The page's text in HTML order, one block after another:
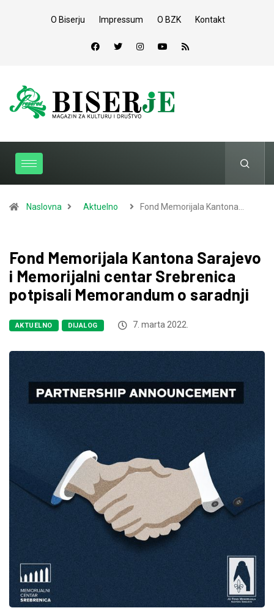
O Biserju Impressum O BZK Kontakt
Naslovna Aktuelno Fond Memorijala Kantona…
Fond Memorijala Kantona Sarajevo
i Memorijalni centar Srebrenica
potpisali Memorandum o saradnji
AKTUELNO DIJALOG 7. marta 2022.